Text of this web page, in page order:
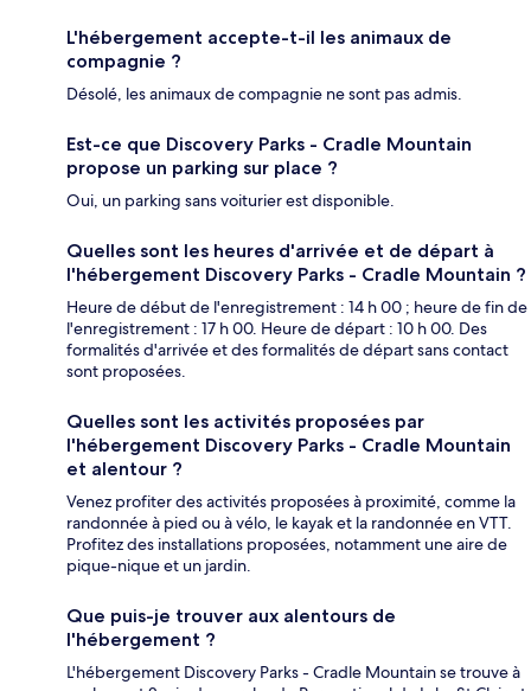
L'hébergement accepte-t-il les animaux de
compagnie ?
Désolé, les animaux de compagnie ne sont pas admis.
Est-ce que Discovery Parks - Cradle Mountain
propose un parking sur place ?
Oui, un parking sans voiturier est disponible.
Quelles sont les heures d'arrivée et de départ à
l'hébergement Discovery Parks - Cradle Mountain ?
Heure de début de l'enregistrement : 14 h 00 ; heure de fin de
l'enregistrement : 17 h 00. Heure de départ : 10 h 00. Des
formalités d'arrivée et des formalités de départ sans contact
sont proposées.
Quelles sont les activités proposées par
l'hébergement Discovery Parks - Cradle Mountain
et alentour ?
Venez profiter des activités proposées à proximité, comme la
randonnée à pied ou à vélo, le kayak et la randonnée en VTT.
Profitez des installations proposées, notamment une aire de
pique-nique et un jardin.
Que puis-je trouver aux alentours de
l'hébergement ?
L'hébergement Discovery Parks - Cradle Mountain se trouve à